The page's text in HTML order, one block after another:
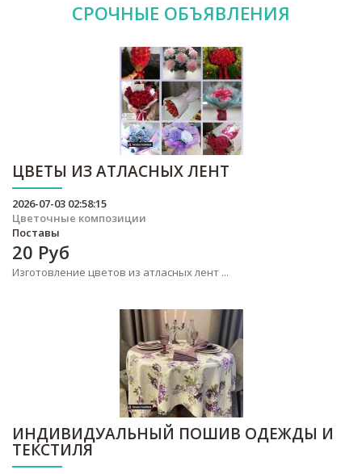
СРОЧНЫЕ ОБЪЯВЛЕНИЯ
ЦВЕТЫ ИЗ АТЛАСНЫХ ЛЕНТ
2026-07-03 02:58:15
Цветочные композиции
Поставы
20 Руб
Изготовление цветов из атласных лент ...
ИНДИВИДУАЛЬНЫЙ ПОШИВ ОДЕЖДЫ И
ТЕКСТИЛЯ